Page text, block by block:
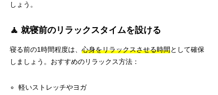
しょう。
🧘 就寝前のリラックスタイムを設ける
寝る前の1時間程度は、 心身をリラックスさせる時間として確保
しましょう。おすすめのリラックス方法：
軽いストレッチやヨガ